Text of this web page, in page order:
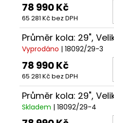
78 990 Kč
65 281 Kč bez DPH
Průměr kola: 29",
Vyprodáno | 18092/29-3
78 990 Kč
65 281 Kč bez DPH
Průměr kola: 29",
Skladem | 18092/29-4